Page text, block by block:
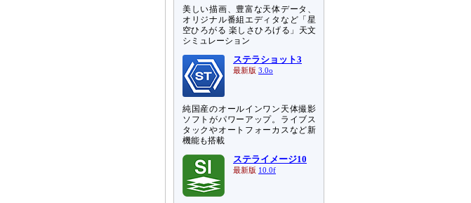
美しい描画、豊富な天体データ、
オリジナル番組エディタなど「星
空ひろがる 楽しさひろげる」天文
シミュレーション
ステラショット3
最新版 3.0o
純国産のオールインワン天体撮影
ソフトがパワーアップ。ライブス
タックやオートフォーカスなど新
機能も搭載
ステライメージ10
最新版 10.0f